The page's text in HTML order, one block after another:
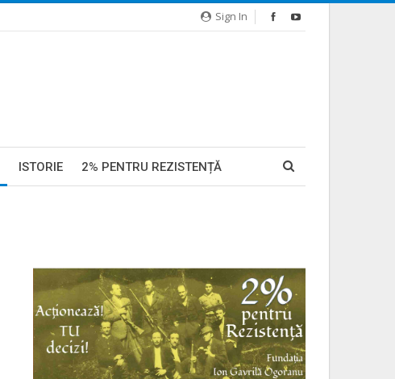
Sign In
ISTORIE 2% PENTRU REZISTENȚĂ